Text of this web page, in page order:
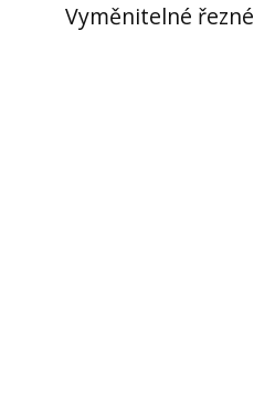
Vyměnitelné